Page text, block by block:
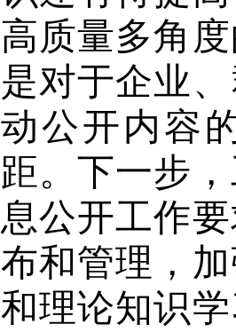
高质量多角
是对于企业
动公开内容
距。下一步
息公开工作
布和管理，
和理论知识